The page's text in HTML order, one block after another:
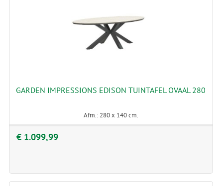
GARDEN IMPRESSIONS EDISON TUINTAFEL OVAAL 280
Afm.: 280 x 140 cm.
€ 1.099,99